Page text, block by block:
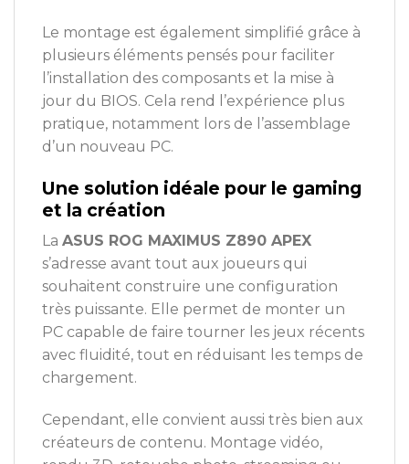
Le montage est également simplifié grâce à
plusieurs éléments pensés pour faciliter
l’installation des composants et la mise à
jour du BIOS. Cela rend l’expérience plus
pratique, notamment lors de l’assemblage
d’un nouveau PC.
Une solution idéale pour le gaming
et la création
La ASUS ROG MAXIMUS Z890 APEX
s’adresse avant tout aux joueurs qui
souhaitent construire une configuration
très puissante. Elle permet de monter un
PC capable de faire tourner les jeux récents
avec fluidité, tout en réduisant les temps de
chargement.
Cependant, elle convient aussi très bien aux
créateurs de contenu. Montage vidéo,